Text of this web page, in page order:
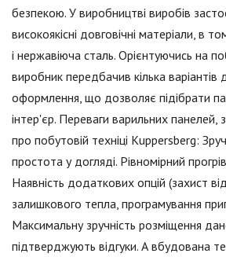
безпекою. У виробництві виробів
високоякісні довговічні матеріали, в
і нержавіюча сталь. Орієнтуючись на
виробник передбачив кілька варіантів
оформлення, що дозволяє підібрати
інтер'єр. Переваги варильних панелей,
про побутовій техніці Kuppersberg:
простота у догляді. Рівномірний
Наявність додаткових опцій (захист
залишкового тепла, програмування
Максимальну зручність розміщення
підтверджують відгуки. А вбудована